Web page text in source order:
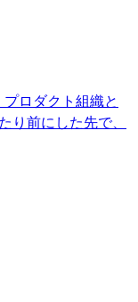
ロダクト組織と
前にした先で、